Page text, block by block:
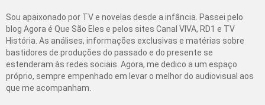
Sou apaixonado por TV e novelas desde a infância. Passei pelo
blog Agora é Que São Eles e pelos sites Canal VIVA, RD1 e TV
História. As análises, informações exclusivas e matérias sobre
bastidores de produções do passado e do presente se
estenderam às redes sociais. Agora, me dedico a um espaço
próprio, sempre empenhado em levar o melhor do audiovisual aos
que me acompanham.